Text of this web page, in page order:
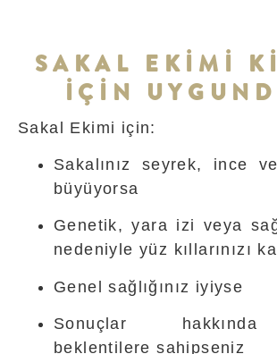
SAKAL EKİMİ
İÇİN
Sakal Ekimi için:
Sakalınız seyrek, ince
büyüyorsa
Genetik, yara izi veya
nedeniyle yüz kıllarınızı
Genel sağlığınız iyiyse
Sonuçlar
beklentilere sahipseniz